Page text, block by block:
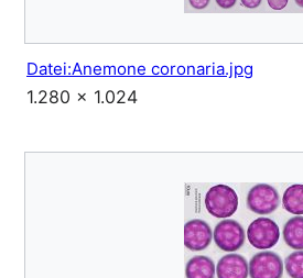
Datei:Anemone coronaria.jpg
1.280 × 1.024